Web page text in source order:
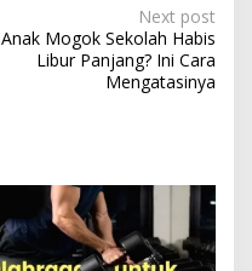
Next post
Anak Mogok Sekolah Habis
Libur Panjang? Ini Cara
Mengatasinya